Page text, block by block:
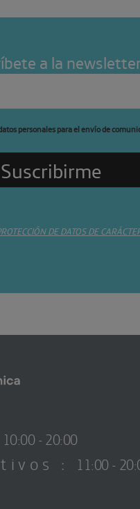
a la
personales para el envío de
DE DATOS DE
10:00 - 20:00
: 11:00 -